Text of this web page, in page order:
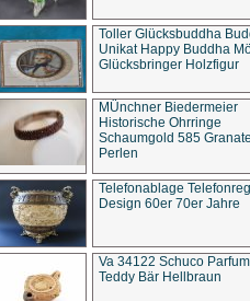
Toller Glücksbuddha
Unikat Happy Buddha
Glücksbringer Holzfigur
MÜnchner Biedermeier
Historische Ohrringe
Schaumgold 585
Perlen
Telefonablage
Design 60er 70er Jahre
Va 34122 Schuco
Teddy Bär Hellbraun